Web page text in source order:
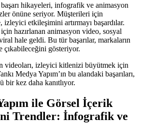
başarı hikayeleri, infografik ve animasyon
önüne seriyor. Müşterileri için
izleyici etkileşimini artırmayı başardılar.
hazırlanan animasyon video, sosyal
hale geldi. Bu tür başarılar, markaların
çıkabileceğini gösteriyor.
videoları, izleyici kitlenizi büyütmek için
Medya Yapım’ın bu alandaki başarıları,
bir kez daha kanıtlıyor.
ile Görsel İçerik
Trendler: İnfografik ve